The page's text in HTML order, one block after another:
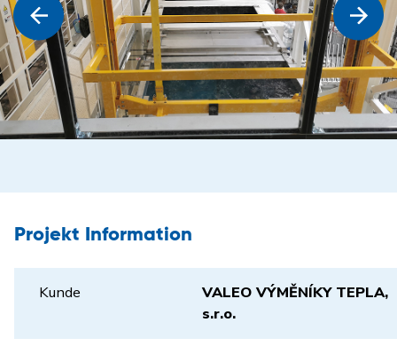
Projekt Information
Kunde
VALEO VÝMĚNÍKY TEPLA,
s.r.o.